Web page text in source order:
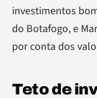
investimentos
do Botafogo, e
por conta dos
Teto de